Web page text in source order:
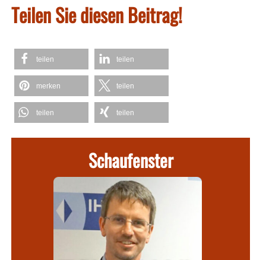
Teilen Sie diesen Beitrag!
teilen teilen
merken teilen
teilen teilen
Schaufenster